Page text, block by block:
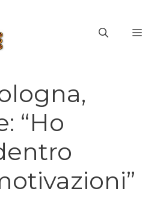
“Ho